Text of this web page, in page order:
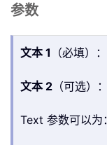
参数
文本 1 （必填）
文本 2 （可选）
Text 参数可以为：